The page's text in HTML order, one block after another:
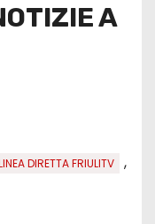
A
DIRETTA FRIULITV ,